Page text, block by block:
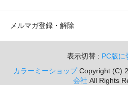
メルマガ登録・解除
表示切替 : PC版に
カラーミーショップCopyright (C)
会社 All Rights